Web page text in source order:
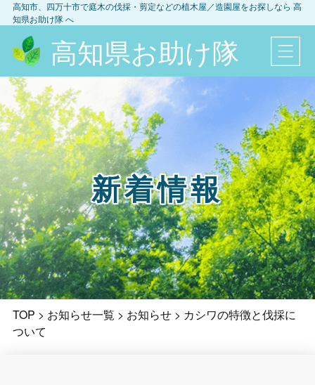
高知市、四万十市で庭木の伐採・剪定などの植木屋／造園屋をお探しなら 高
知県お助け隊へ
高知県お助け隊
新着情報
TOP > お知らせ一覧 > お知らせ> カシワの特徴と伐採に
ついて